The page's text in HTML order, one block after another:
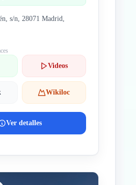
s/n, 28071 Madrid,
Videos
Wikiloc
Ver detalles